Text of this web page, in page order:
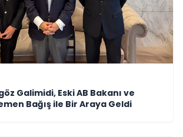
Galimidi, Eski AB Bakanı ve
Bağış ile Bir Araya Geldi